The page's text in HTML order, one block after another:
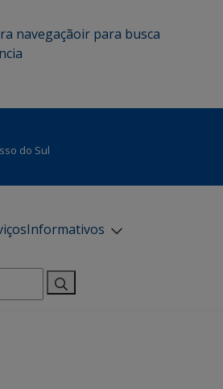
navegaçãoir para busca
do Sul
Informativos